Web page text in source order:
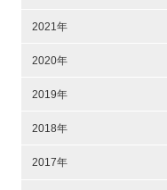
2021年
2020年
2019年
2018年
2017年